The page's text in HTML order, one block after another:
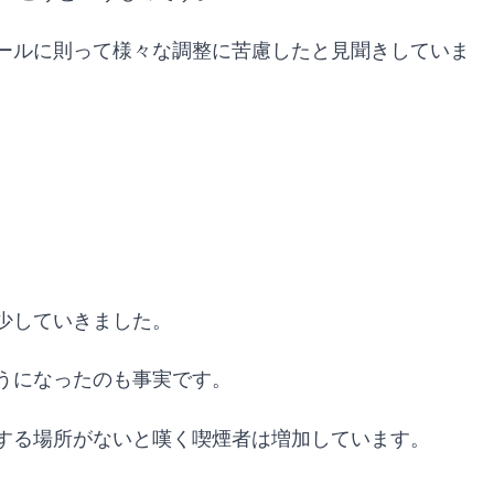
に則って様々な調整に苦慮したと見聞きしていま
ていきました。
なったのも事実です。
場所がないと嘆く喫煙者は増加しています。